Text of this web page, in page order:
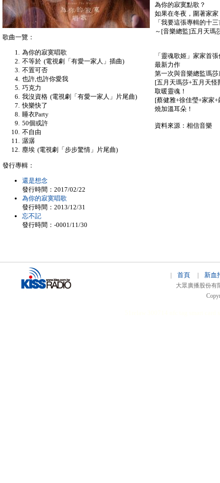
為你的寂寞點歌？
如果在冬夜，圍著家
「我要這張專輯的十
～[音樂總監]五月天瑪
「靈魂歌姬」家家首
最新力作
第一次與音樂總監瑪
[五月天瑪莎+五月天
取暖靈魂！
[蔡健雅+徐佳瑩+家家
燒加溫耳朵！
資料來源：相信音樂
歌曲一覽：
為你的寂寞唱歌
不等於 (電視劇「有愛一家人」插曲)
不置可否
也許,也許你愛我
巧克力
我沒資格 (電視劇「有愛一家人」片尾曲)
快樂快了
睡衣Party
50個或許
不自由
潺潺
塵埃 (電視劇「步步驚情」片尾曲)
發行專輯：
還是想念
發行時間：2017/02/22
為你的寂寞唱歌
發行時間：2013/12/31
忘不記
發行時間：-0001/11/30
首頁 新血
大眾廣播股份有